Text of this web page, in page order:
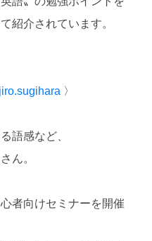
紹介されています。
〉
語感など、
ん。
者向けセミナーを開催